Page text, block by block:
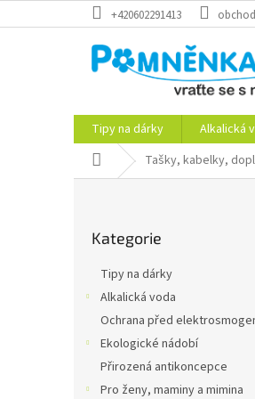
na
+420602291413
Tipy na dárky Alkalická
Domů Tašky, kabelky,
kategorie
Kategorie
Tipy na dárky
Alkalická voda
Ochrana před
Ekologické nádobí
Přirozená antikoncepce
Pro ženy, maminy a mimina